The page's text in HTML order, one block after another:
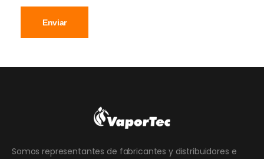
Enviar
Somos representantes de fabricantes y distribuidores e